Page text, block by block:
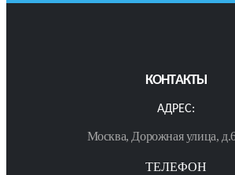
КОНТАКТЫ
АДРЕС:
Москва, Дорожная улица,
ТЕЛЕФОН